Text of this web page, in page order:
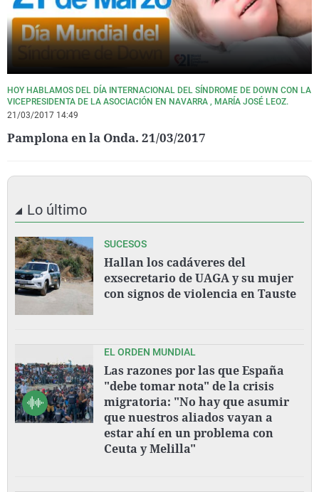
HOY HABLAMOS DEL DÍA INTERNACIONAL DEL SÍNDROME DE DOWN CON LA
VICEPRESIDENTA DE LA ASOCIACIÓN EN NAVARRA , MARÍA JOSÉ LEOZ.
21/03/2017 14:49
Pamplona en la Onda. 21/03/2017
Lo último
SUCESOS
Hallan los cadáveres del
exsecretario de UAGA y su mujer
con signos de violencia en Tauste
EL ORDEN MUNDIAL
Las razones por las que España
"debe tomar nota" de la crisis
migratoria: "No hay que asumir
que nuestros aliados vayan a
estar ahí en un problema con
Ceuta y Melilla"